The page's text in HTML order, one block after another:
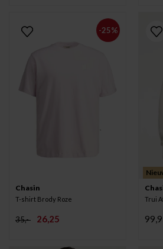
-25%
Chasin
T-shirt Brody Roze
35,- 26,25
Trui